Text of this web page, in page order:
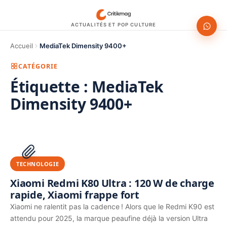
ACTUALITÉS ET POP CULTURE
Accueil MediaTek Dimensity 9400+
CATÉGORIE
Étiquette : MediaTek
Dimensity 9400+
PUBLICITÉ
TECHNOLOGIE
Xiaomi Redmi K80 Ultra : 120 W de charge
rapide, Xiaomi frappe fort
Xiaomi ne ralentit pas la cadence ! Alors que le Redmi K90 est
attendu pour 2025, la marque peaufine déjà la version Ultra